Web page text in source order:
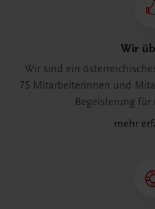
Wir
Wir sind ein
75 Mitarbeiterinnen und
Begeisterung für
mehr